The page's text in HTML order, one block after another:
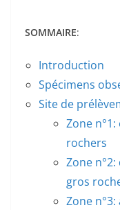
SOMMAIRE:
Introduction
Spécimens
Site de
Zone
rochers
Zone
gros
Zone